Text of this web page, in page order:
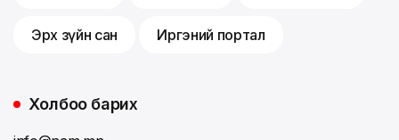
Эрх зүйн сан Иргэний портал
Холбоо барих